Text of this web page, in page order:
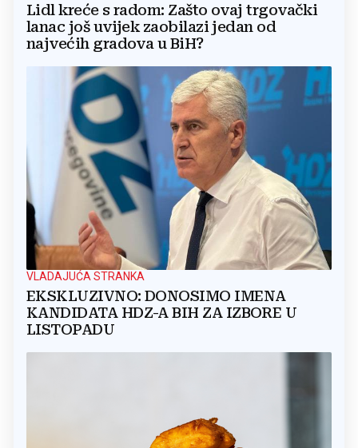
Lidl kreće s radom: Zašto ovaj trgovački
lanac još uvijek zaobilazi jedan od
najvećih gradova u BiH?
VLADAJUĆA STRANKA
EKSKLUZIVNO: DONOSIMO IMENA
KANDIDATA HDZ-A BIH ZA IZBORE U
LISTOPADU